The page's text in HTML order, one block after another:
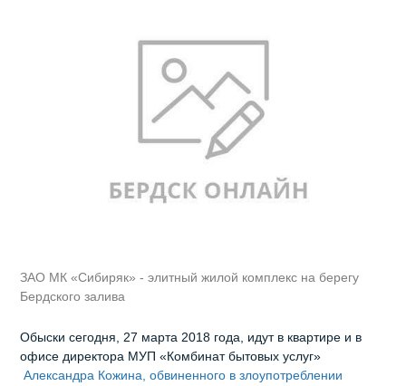
ЗАО МК «Сибиряк» - элитный жилой комплекс на берегу
Бердского залива
Обыски сегодня, 27 марта 2018 года, идут в квартире и в
офисе директора МУП «Комбинат бытовых услуг»
Александра Кожина, обвиненного в злоупотреблении